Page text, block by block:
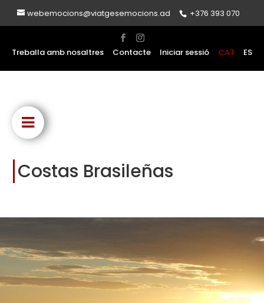
webemocions@viatgesemocions.ad +376 393 070
Treballa amb nosaltres Contacte Iniciar sessió CAT ES
Costas Brasileñas